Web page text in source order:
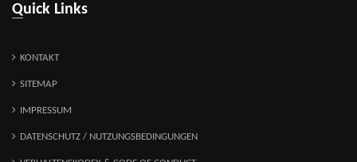
Quick Links
KONTAKT
SITEMAP
IMPRESSUM
DATENSCHUTZ / NUTZUNGSBEDINGUNGEN